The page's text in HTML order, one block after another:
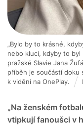
„Na ženském
vtipkují fanoušci v
„Bylo by to krásné,
nebo kluci, kdyby to
pražské Slavie Jana
příběh je součástí doku
k vidění na OnePlay.